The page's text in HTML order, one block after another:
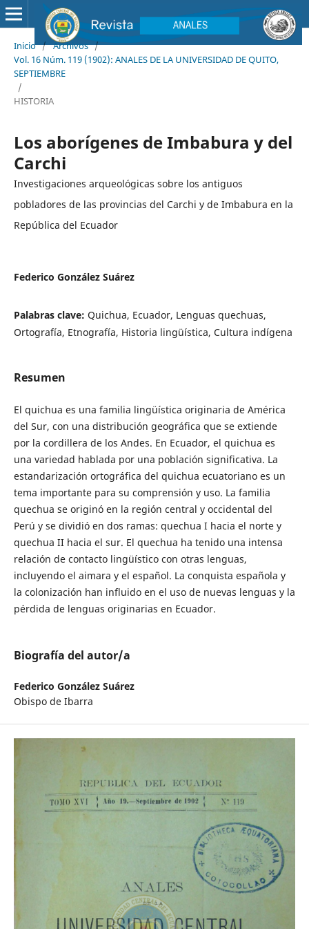
Inicio / Archivos /
Vol. 16 Núm. 119 (1902): ANALES DE LA UNIVERSIDAD DE QUITO,
SEPTIEMBRE
/
HISTORIA
Los aborígenes de Imbabura y del
Carchi
Investigaciones arqueológicas sobre los antiguos
pobladores de las provincias del Carchi y de Imbabura en la
República del Ecuador
Federico González Suárez
Palabras clave: Quichua, Ecuador, Lenguas quechuas,
Ortografía, Etnografía, Historia lingüística, Cultura indígena
Resumen
El quichua es una familia lingüística originaria de América
del Sur, con una distribución geográfica que se extiende
por la cordillera de los Andes. En Ecuador, el quichua es
una variedad hablada por una población significativa. La
estandarización ortográfica del quichua ecuatoriano es un
tema importante para su comprensión y uso. La familia
quechua se originó en la región central y occidental del
Perú y se dividió en dos ramas: quechua I hacia el norte y
quechua II hacia el sur. El quechua ha tenido una intensa
relación de contacto lingüístico con otras lenguas,
incluyendo el aimara y el español. La conquista española y
la colonización han influido en el uso de nuevas lenguas y la
pérdida de lenguas originarias en Ecuador.
Biografía del autor/a
Federico González Suárez
Obispo de Ibarra